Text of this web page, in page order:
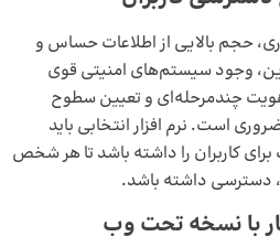
حجم بالایی از اطلاعات حساس و
وجود سیستم‌های امنیتی قوی
هویت چندمرحله‌ای و تعیین سطوح
است. نرم‌ افزار انتخابی باید
کاربران را داشته باشد تا هر شخص
دسترسی داشته باشد.
با نسخه تحت وب